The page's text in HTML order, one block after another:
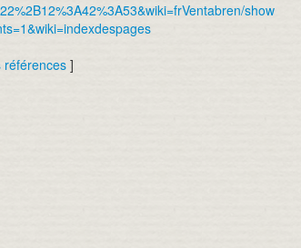
show
références ]